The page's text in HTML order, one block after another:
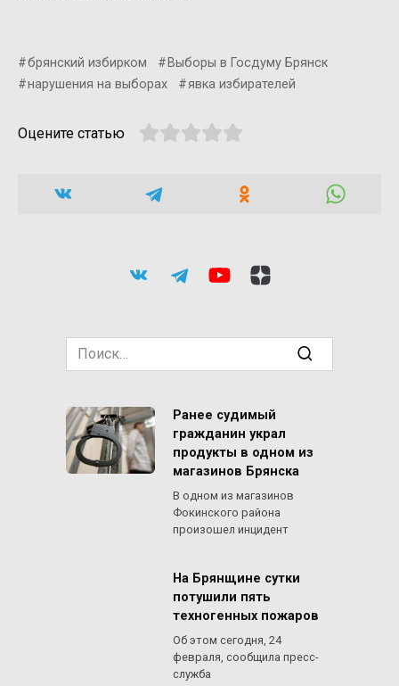
брянский избирком
Выборы в Госдуму Брянск
нарушения на выборах
явка избирателей
Оцените статью
Search
for:
Ранее судимый
гражданин украл
продукты в одном из
магазинов Брянска
В одном из магазинов
Фокинского района
произошел инцидент
На Брянщине сутки
потушили пять
техногенных пожаров
Об этом сегодня, 24
февраля, сообщила пресс-
служба